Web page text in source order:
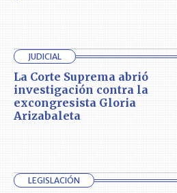
JUDICIAL
La Corte Suprema abrió
investigación contra la
excongresista Gloria
Arizabaleta
LEGISLACIÓN